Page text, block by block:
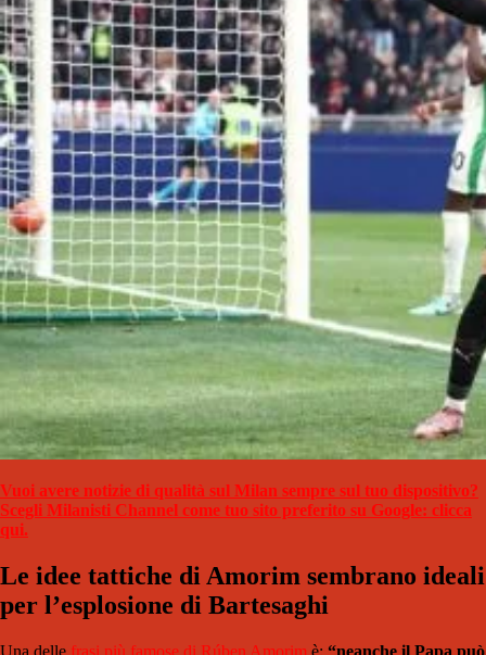
Vuoi avere notizie di qualità sul Milan sempre sul tuo dispositivo?
Scegli Milanisti Channel come tuo sito preferito su Google: clicca
qui.
Le idee tattiche di Amorim sembrano ideali
per l’esplosione di Bartesaghi